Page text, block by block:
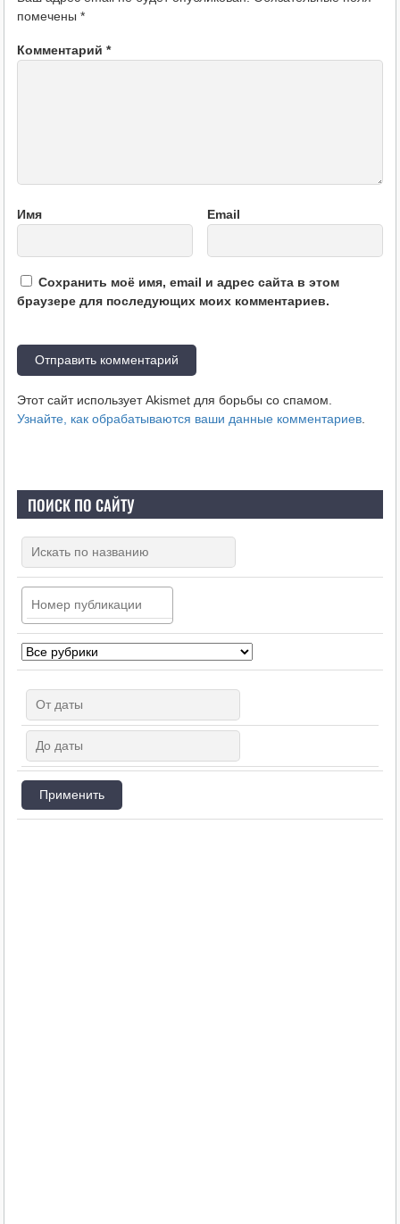
помечены *
Комментарий *
Имя Email
Сохранить моё имя, email и адрес сайта в этом
браузере для последующих моих комментариев.
Этот сайт использует Akismet для борьбы со спамом.
Узнайте, как обрабатываются ваши данные комментариев.
ПОИСК ПО САЙТУ